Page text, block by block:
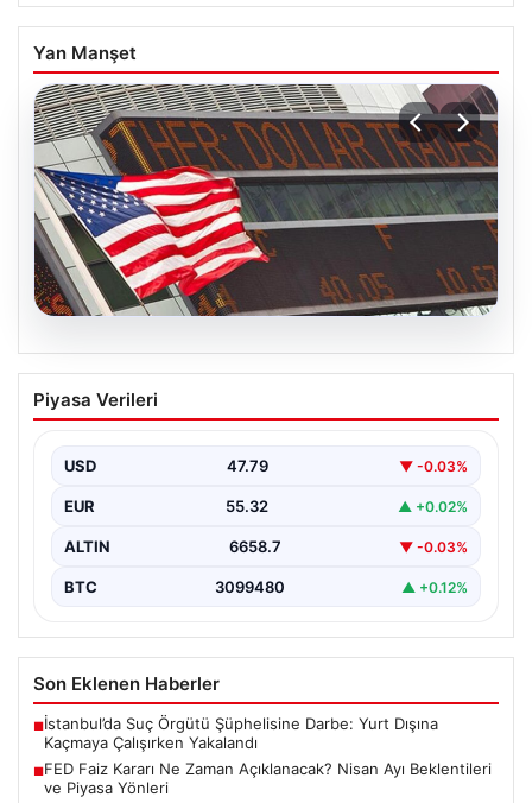
Yan Manşet
08.08.2026
FED Faiz Kararı Ne Zaman Açıklanacak?
Nisan Ayı Beklentileri ve Piyasa Yönleri
alacağı faiz kararları, finans piyasalarının yönünü
belirlemede kritik…
Piyasa Verileri
USD 47.79 ▼ -0.03%
EUR 55.32 ▲ +0.02%
ALTIN 6658.7 ▼ -0.03%
BTC 3099480 ▲ +0.12%
Son Eklenen Haberler
■İstanbul’da Suç Örgütü Şüphelisine Darbe: Yurt Dışına
Kaçmaya Çalışırken Yakalandı
■FED Faiz Kararı Ne Zaman Açıklanacak? Nisan Ayı Beklentileri
ve Piyasa Yönleri